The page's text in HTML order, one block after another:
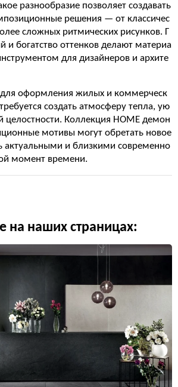
разнообразие позволяет создавать
решения — от классичес
сложных ритмических рисунков. Г
и богатство оттенков делают материа
для дизайнеров и архите
оформления жилых и коммерческ
создать атмосферу тепла, ую
целостности. Коллекция HOME демон
мотивы могут обретать новое
актуальными и близкими современно
момент времени.
на наших страницах: